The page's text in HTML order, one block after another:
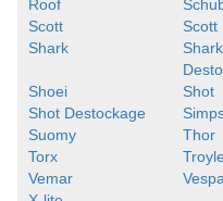
Roof
Scott
Scott
Shark
Shark
Shoei
Shot
Shot Destockage
Suomy
Thor
Torx
Vemar
Vespa